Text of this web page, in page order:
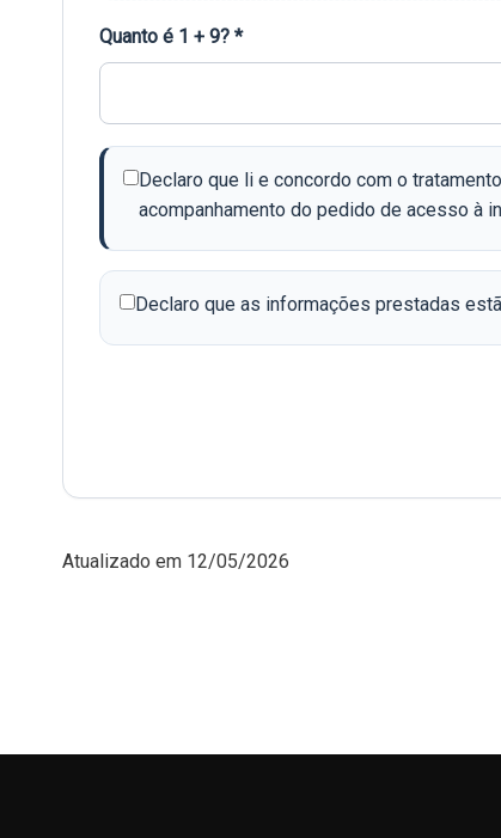
Quanto é 1 + 9? *
Declaro que li e concordo com o
acompanhamento do pedido de acesso à
Declaro que as informações prestadas
Atualizado em 12/05/2026